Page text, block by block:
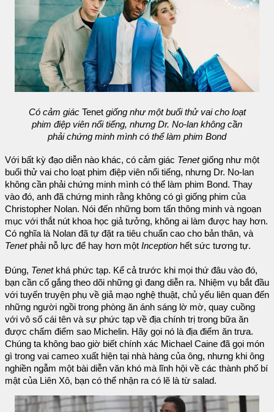
Có cảm giác Tenet giống như một buổi thử vai cho loạt
phim điệp viên nổi tiếng, nhưng Dr. No-lan không cần
phải chứng minh mình có thể làm phim Bond
Với bất kỳ đạo diễn nào khác, có cảm giác Tenetgiống như một
buổi thử vai cho loạt phim điệp viên nổi tiếng, nhưng Dr. No-lan
không cần phải chứng minh mình có thể làm phim Bond. Thay
vào đó, anh đã chứng minh rằng không có gì giống phim của
Christopher Nolan. Nói đến những bom tấn thông minh và ngoạn
mục với thắt nút khoa học giả tưởng, không ai làm được hay hơn.
Có nghĩa là Nolan đã tự đặt ra tiêu chuẩn cao cho bản thân, và
Tenet phải nỗ lực để hay hơn một Inception hết sức tương tự.
Đúng, Tenet khá phức tạp. Kể cả trước khi mọi thứ đâu vào đó,
bạn cần cố gắng theo dõi những gì đang diễn ra. Nhiệm vụ bắt đầu
với tuyến truyện phụ về giả mạo nghệ thuật, chủ yếu liên quan đến
những người ngồi trong phòng ăn ánh sáng lờ mờ, quay cuồng
với vô số cái tên và sự phức tạp về địa chính trị trong bữa ăn
được chấm điểm sao Michelin. Hãy gọi nó là địa điểm ăn trưa.
Chúng ta không bao giờ biết chính xác Michael Caine đã gọi món
gì trong vai cameo xuất hiện tại nhà hàng của ông, nhưng khi ông
nghiền ngẫm một bài diễn văn khó mà lĩnh hội về các thành phố bí
mật của Liên Xô, bạn có thể nhận ra có lẽ là từ salad.